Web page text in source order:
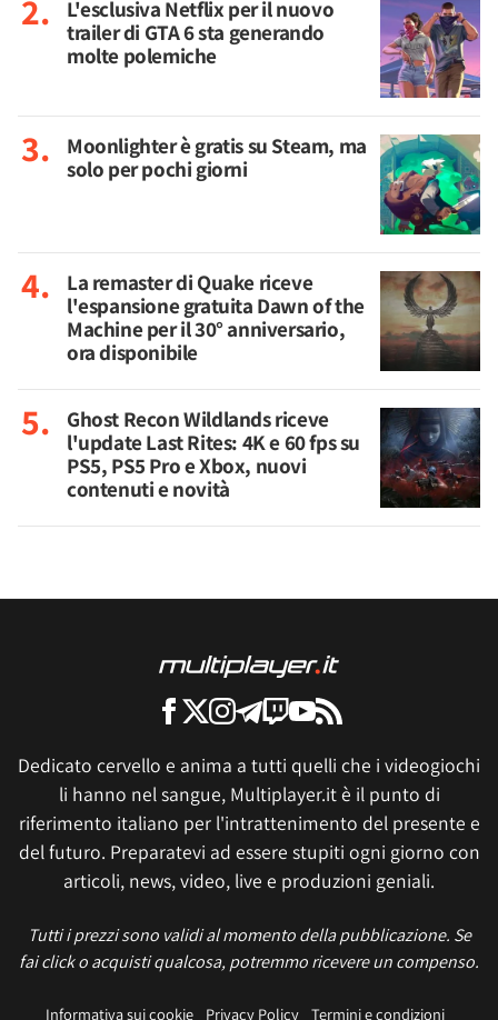
L'esclusiva Netflix per il nuovo
trailer di GTA 6 sta generando
molte polemiche
Moonlighter è gratis su Steam, ma
solo per pochi giorni
La remaster di Quake riceve
l'espansione gratuita Dawn of the
Machine per il 30° anniversario,
ora disponibile
Ghost Recon Wildlands riceve
l'update Last Rites: 4K e 60 fps su
PS5, PS5 Pro e Xbox, nuovi
contenuti e novità
Dedicato cervello e anima a tutti quelli che i videogiochi
li hanno nel sangue, Multiplayer.it è il punto di
riferimento italiano per l'intrattenimento del presente e
del futuro. Preparatevi ad essere stupiti ogni giorno con
articoli, news, video, live e produzioni geniali.
Tutti i prezzi sono validi al momento della pubblicazione. Se
fai click o acquisti qualcosa, potremmo ricevere un compenso.
Informativa sui cookie Privacy Policy Termini e condizioni